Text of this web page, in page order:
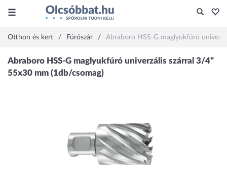
Otthon és kert Fúrószár Abraboro HSS-G maglyukfúró